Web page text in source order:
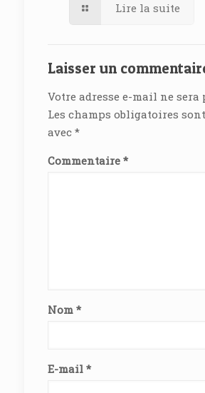
Lire la suite
Laisser un
Votre adresse e-mail ne sera
Les champs obligatoires
avec *
Commentaire *
Nom *
E-mail *